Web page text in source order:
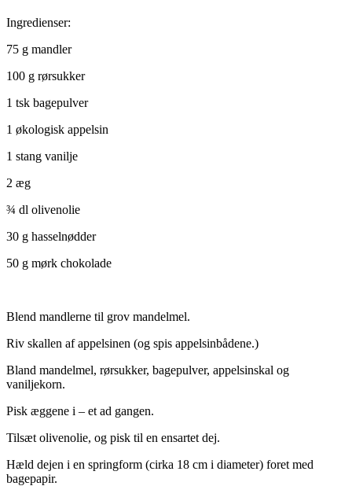
Ingredienser:
75 g mandler
100 g rørsukker
1 tsk bagepulver
1 økologisk appelsin
1 stang vanilje
2 æg
¾ dl olivenolie
30 g hasselnødder
50 g mørk chokolade
Blend mandlerne til grov mandelmel.
Riv skallen af appelsinen (og spis appelsinbådene.)
Bland mandelmel, rørsukker, bagepulver, appelsinskal og
vaniljekorn.
Pisk æggene i – et ad gangen.
Tilsæt olivenolie, og pisk til en ensartet dej.
Hæld dejen i en springform (cirka 18 cm i diameter) foret med
bagepapir.